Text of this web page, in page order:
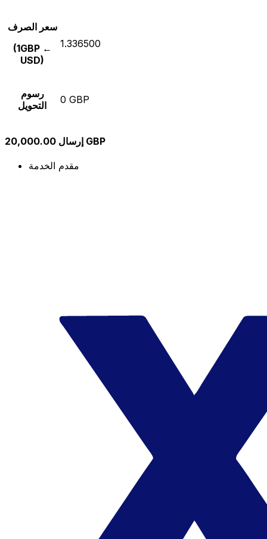
سعر الصرف
(1GBP ←
USD)
1.336500
رسوم
التحويل
0 GBP
إرسال 20,000.00 GBP
مقدم الخدمة